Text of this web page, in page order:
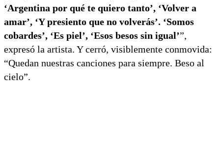
‘Argentina por qué te quiero tanto’, ‘Volver a
amar’, ‘Y presiento que no volverás’. ‘Somos
cobardes’, ‘Es piel’, ‘Esos besos sin igual’”,
expresó la artista. Y cerró, visiblemente conmovida:
“Quedan nuestras canciones para siempre. Beso al
cielo”.